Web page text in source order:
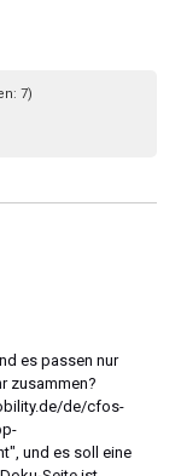
7)
es passen nur
zusammen?
de/cfos-
und es soll eine